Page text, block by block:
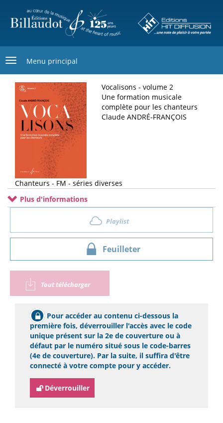
contenu
Menu principal
Vocalisons - volume 2
Une formation musicale
complète pour les chanteurs
Claude ANDRÉ-FRANÇOIS
Chanteurs - FM - séries diverses
Plus d'informations
Playlist
Feuilleter
Tout télécharger
Pour accéder au contenu ci-dessous la
première fois, déverrouiller l'accès avec le code
unique présent sur la 2e de couverture ou à
défaut par le numéro situé sous le code-barres
(4e de couverture). Par la suite, il suffira d'être
connecté à votre compte pour y accéder.
Déverrouiller